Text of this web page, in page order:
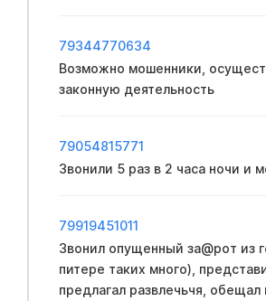
79344770634
Возможно мошенники,
законную деятельность
79054815771
Звонили 5 раз в 2 часа ночи и
79919451011
Звонил опущенный за@рот из
питере таких много),
предлагал развлечьчя, обещал